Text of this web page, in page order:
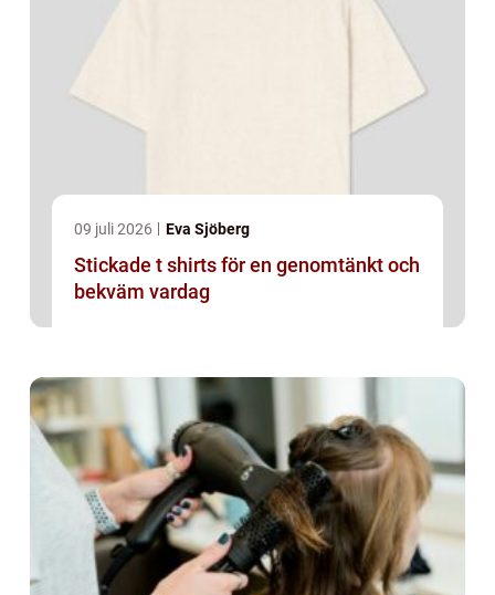
09 juli 2026 Eva Sjöberg
Stickade t shirts för en genomtänkt och
bekväm vardag